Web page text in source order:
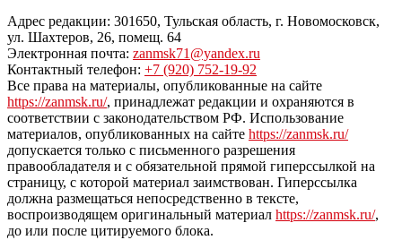
Адрес редакции: 301650, Тульская область, г. Новомосковск,
ул. Шахтеров, 26, помещ. 64
Электронная почта: zanmsk71@yandex.ru
Контактный телефон: +7 (920) 752-19-92
Все права на материалы, опубликованные на сайте
https://zanmsk.ru/, принадлежат редакции и охраняются в
соответствии с законодательством РФ. Использование
материалов, опубликованных на сайте https://zanmsk.ru/
допускается только с письменного разрешения
правообладателя и с обязательной прямой гиперссылкой на
страницу, с которой материал заимствован. Гиперссылка
должна размещаться непосредственно в тексте,
воспроизводящем оригинальный материал https://zanmsk.ru/,
до или после цитируемого блока.